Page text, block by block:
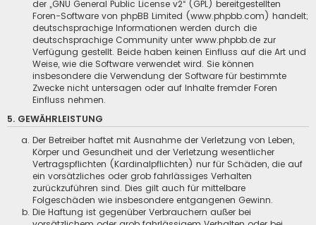
der „GNU General Public License v2“ (GPL) bereitgestellten
Foren-Software von phpBB Limited (www.phpbb.com) handelt;
deutschsprachige Informationen werden durch die
deutschsprachige Community unter www.phpbb.de zur
Verfügung gestellt. Beide haben keinen Einfluss auf die Art und
Weise, wie die Software verwendet wird. Sie können
insbesondere die Verwendung der Software für bestimmte
Zwecke nicht untersagen oder auf Inhalte fremder Foren
Einfluss nehmen.
5. GEWÄHRLEISTUNG
Der Betreiber haftet mit Ausnahme der Verletzung von Leben,
Körper und Gesundheit und der Verletzung wesentlicher
Vertragspflichten (Kardinalpflichten) nur für Schäden, die auf
ein vorsätzliches oder grob fahrlässiges Verhalten
zurückzuführen sind. Dies gilt auch für mittelbare
Folgeschäden wie insbesondere entgangenen Gewinn.
Die Haftung ist gegenüber Verbrauchern außer bei